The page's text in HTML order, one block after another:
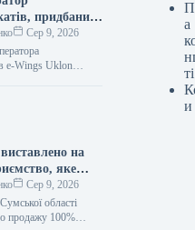
придбаний
угоди
Сер 9, 2026
e-Wings Uklon
електросамокатів
угоди становила 97,6
на
яке
своєїСер 9, 2026
області
продажу 100%
а
ті
и